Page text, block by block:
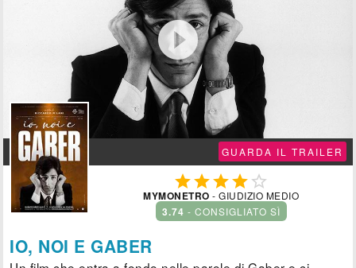

GUARDA IL TRAILER
 
MYMONETRO - GIUDIZIO MEDIO
3.74 - CONSIGLIATO SÌ
IO, NOI E GABER